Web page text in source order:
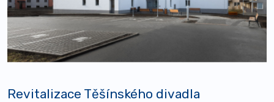
Revitalizace Těšínského divadla